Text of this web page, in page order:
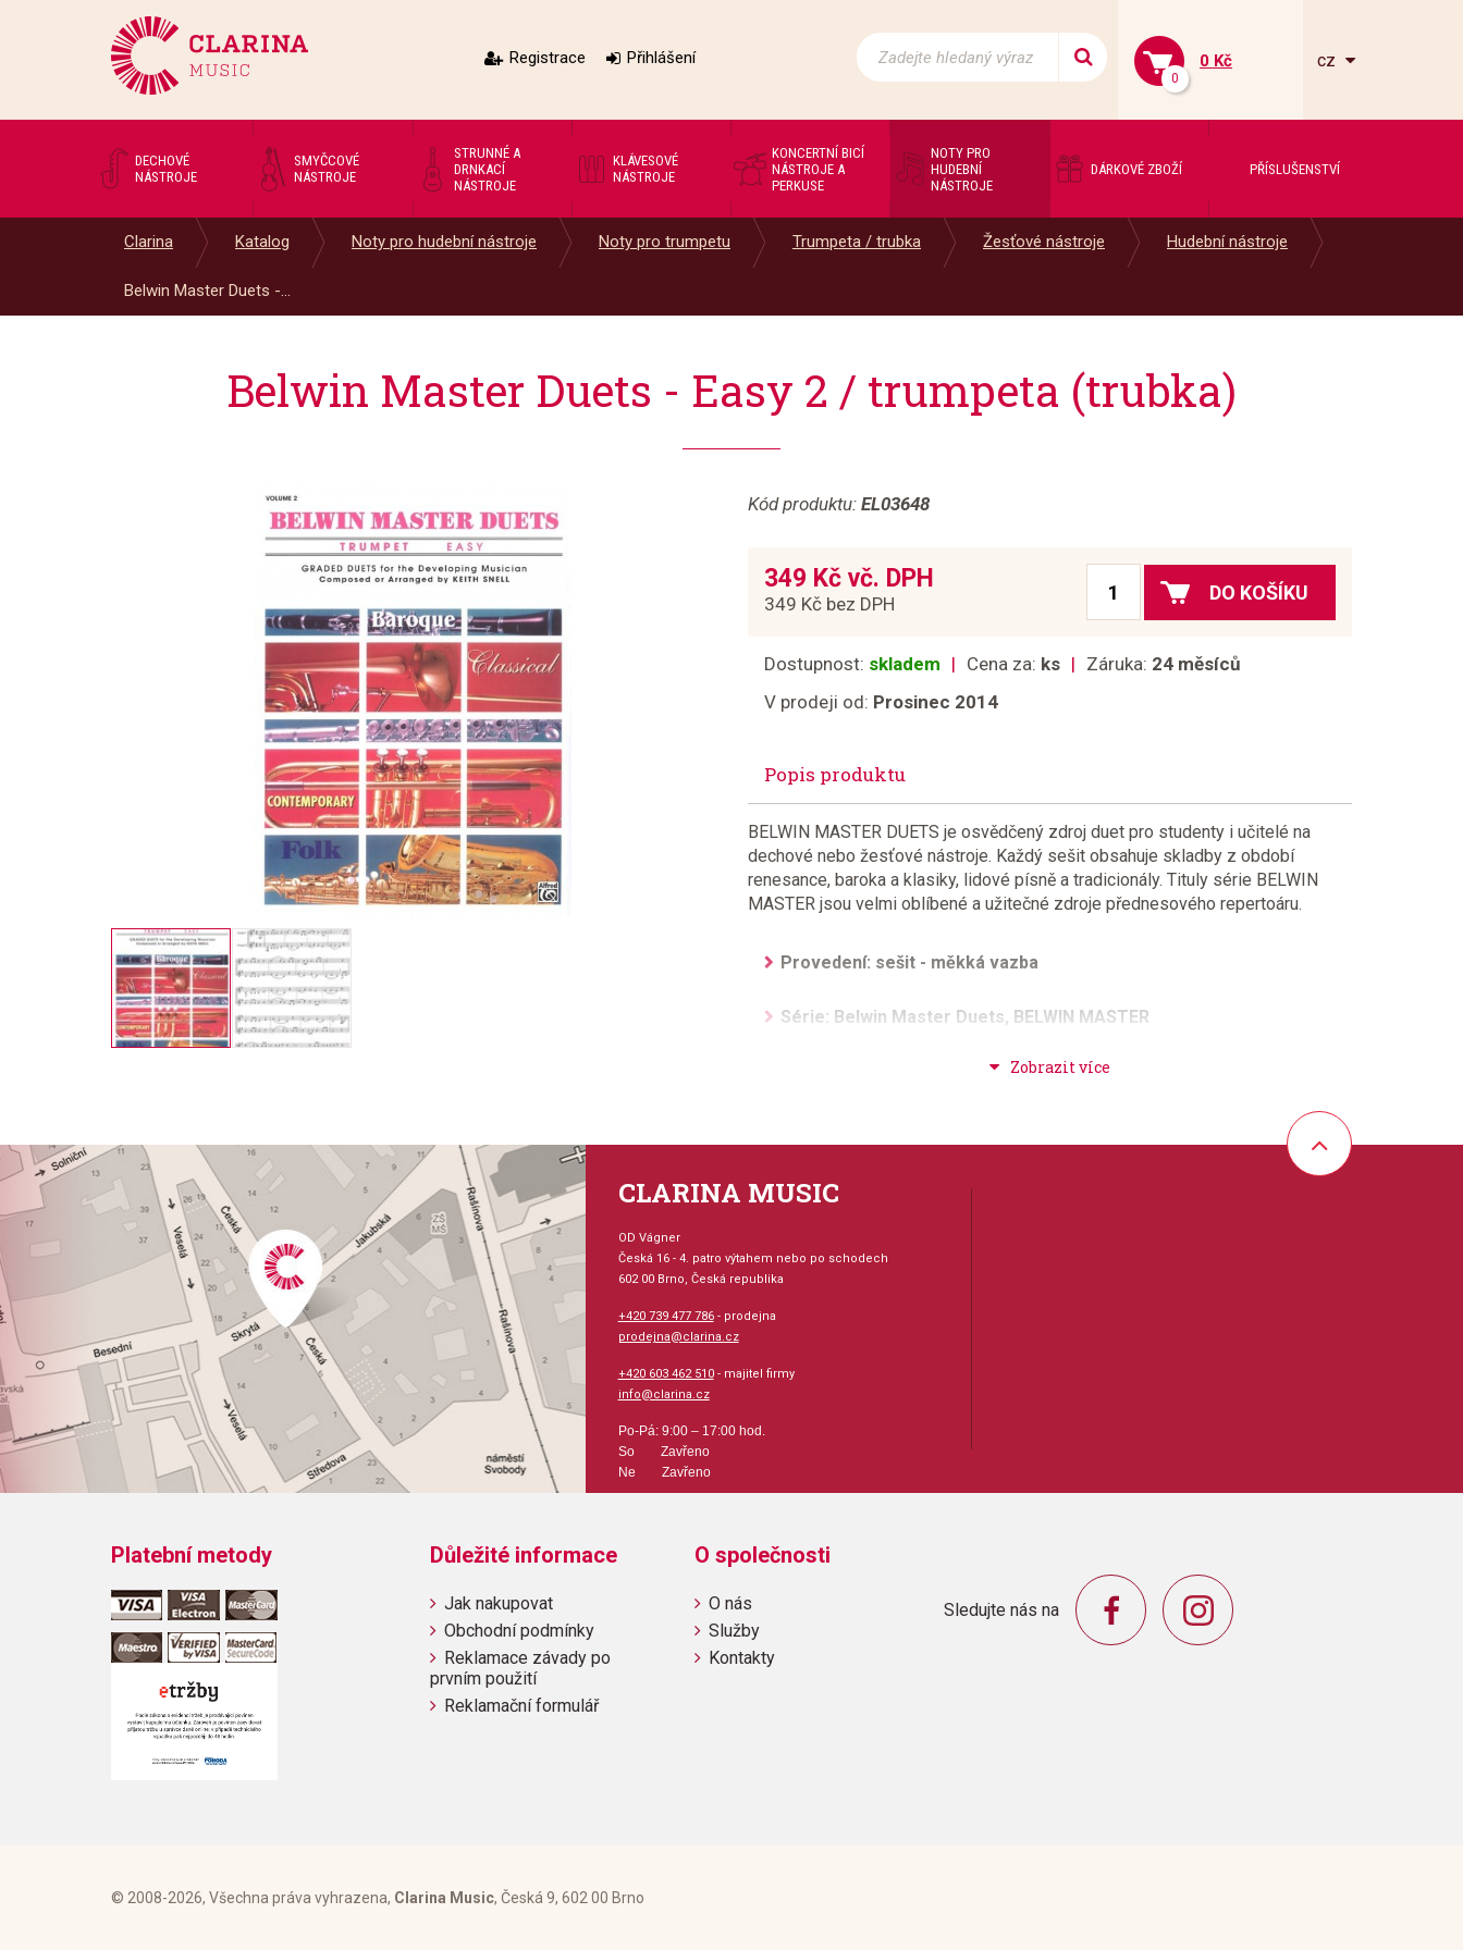
Registrace Přihlášení
0
0 Kč cz
DECHOVÉ
NÁSTROJE
SMYČCOVÉ
NÁSTROJE
STRUNNÉ A
DRNKACÍ
NÁSTROJE
KLÁVESOVÉ
NÁSTROJE
KONCERTNÍ BICÍ
NÁSTROJE A
PERKUSE
NOTY PRO
HUDEBNÍ
NÁSTROJE
DÁRKOVÉ ZBOŽÍ PŘÍSLUŠENSTVÍ
Clarina Katalog Noty pro hudební nástroje Noty pro trumpetu Trumpeta / trubka Žesťové nástroje Hudební nástroje
Belwin Master Duets -...
Belwin Master Duets - Easy 2 / trumpeta (trubka)
Kód produktu: EL03648
349 Kč vč. DPH
349 Kč bez DPH
DO KOŠÍKU
Dostupnost: skladem Cena za: ks Záruka: 24 měsíců
V prodeji od: Prosinec 2014
Popis produktu
BELWIN MASTER DUETS je osvědčený zdroj duet pro studenty i učitelé na
dechové nebo žesťové nástroje. Každý sešit obsahuje skladby z období
renesance, baroka a klasiky, lidové písně a tradicionály. Tituly série BELWIN
MASTER jsou velmi oblíbené a užitečné zdroje přednesového repertoáru.
Provedení: sešit - měkká vazba
Série: Belwin Master Duets, BELWIN MASTER
Hudební styl: lidová hudba + spirituály + folk + country, klasická +
duchovní hudba
Velikost (rozměr): 23 x 30 cm
Počet skladeb: 17
hudební úprava: melodie
Austrian Dance (Traditional)The Carman's Whistle (Byrd)The Carnival
(Snell)Crystal Waltz (Snell)Ecossaise (Beethoven)Evening Song (Snell)Little
CLARINA MUSIC
OD Vágner
Česká 16 - 4. patro výtahem nebo po schodech
602 00 Brno, Česká republika
+420 739 477 786- prodejna
prodejna@clarina.cz
+420 603 462 510- majitel firmy
info@clarina.cz
Po-Pá: 9:00 – 17:00 hod.
So Zavřeno
Ne Zavřeno
Platební metody Důležité informace
Jak nakupovat
Obchodní podmínky
Reklamace závady po
prvním použití
Reklamační formulář
O společnosti
O nás
Služby
Kontakty
Sledujte nás na
© 2008-2026, Všechna práva vyhrazena, Clarina Music, Česká 9, 602 00 Brno